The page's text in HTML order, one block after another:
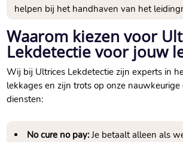
helpen bij het handhaven van het
Waarom kiezen voor
Lekdetectie voor jouw
Wij bij Ultrices Lekdetectie zijn experts in
lekkages en zijn trots op onze
diensten:
No cure no pay:Je betaalt alleen als